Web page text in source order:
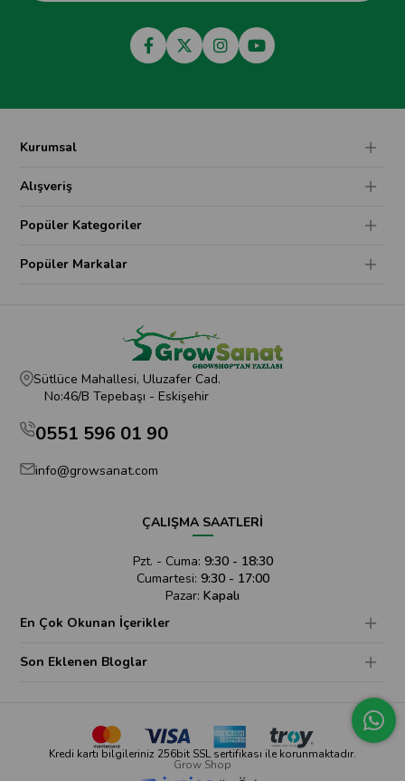
Kurumsal
Alışveriş
Popüler Kategoriler
Popüler Markalar
Sütlüce Mahallesi, Uluzafer Cad.
No:46/B Tepebaşı - Eskişehir
0551 596 01 90
info@growsanat.com
ÇALIŞMA SAATLERİ
Pzt. - Cuma: 9:30 - 18:30
Cumartesi: 9:30 - 17:00
Pazar: Kapalı
En Çok Okunan İçerikler
Son Eklenen Bloglar
Kredi kartı bilgileriniz 256bit SSL sertifikası ile korunmaktadır.
Grow Shop